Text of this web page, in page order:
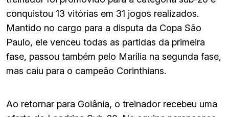
conquistou 13 vitórias em 31 jogos realizados.
Mantido no cargo para a disputa da Copa São
Paulo, ele venceu todas as partidas da primeira
fase, passou também pelo Marília na segunda fase,
mas caiu para o campeão Corinthians.
Ao retornar para Goiânia, o treinador recebeu uma